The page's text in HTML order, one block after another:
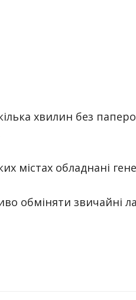
хвилин без
містах обладнані
обміняти звичайні